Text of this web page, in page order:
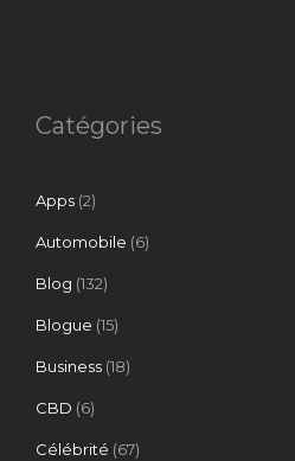
Catégories
Apps (2)
Automobile (6)
Blog (132)
Blogue (15)
Business (18)
CBD (6)
Célébrité (67)